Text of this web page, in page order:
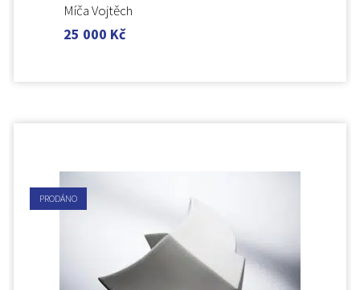
Míča Vojtěch
25 000 Kč
PRODÁNO